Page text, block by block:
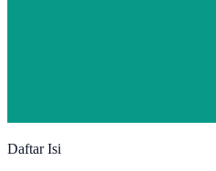
Daftar Isi